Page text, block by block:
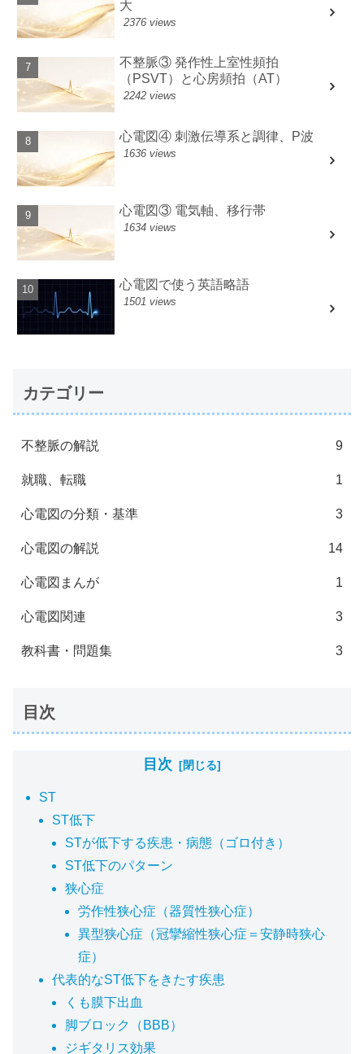
大
2376 views
不整脈③ 発作性上室性頻拍
（PSVT）と心房頻拍（AT）
2242 views
心電図④ 刺激伝導系と調律、P波
1636 views
心電図③ 電気軸、移行帯
1634 views
心電図で使う英語略語
1501 views
カテゴリー
不整脈の解説 9
就職、転職 1
心電図の分類・基準 3
心電図の解説 14
心電図まんが 1
心電図関連 3
教科書・問題集 3
目次
目次
ST
ST低下
STが低下する疾患・病態（ゴロ付き）
ST低下のパターン
狭心症
労作性狭心症（器質性狭心症）
異型狭心症（冠攣縮性狭心症＝安静時狭心
症）
代表的なST低下をきたす疾患
くも膜下出血
脚ブロック（BBB）
ジギタリス効果